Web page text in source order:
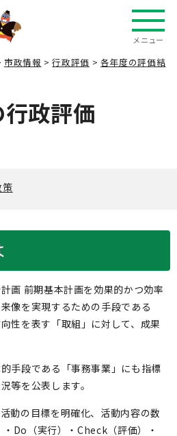
メニュー
市政情報 >行政評価 > 各年度の評価結
政評価
策
画 前期基本計画を効果的かつ効率
像を実現するための手段である
性を表す「取組」に対して、成果
手段である「事務事業」にも指標
等を公表します。
動の目標を明確化、活動内容の数
Do（実行）・Check（評価）・